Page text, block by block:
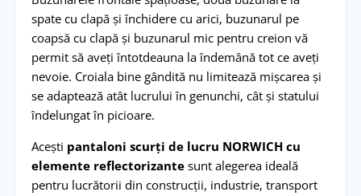
spate cu clapă și închidere cu arici, buzunarul pe
coapsă cu clapă și buzunarul mic pentru creion vă
permit să aveți întotdeauna la îndemână tot ce aveți
nevoie. Croiala bine gândită nu limitează mișcarea și
se adaptează atât lucrului în genunchi, cât și statului
îndelungat în picioare.
Acești pantaloni scurți de lucru NORWICH cu
elemente reflectorizantesunt alegerea ideală
pentru lucrătorii din construcții, industrie, transport